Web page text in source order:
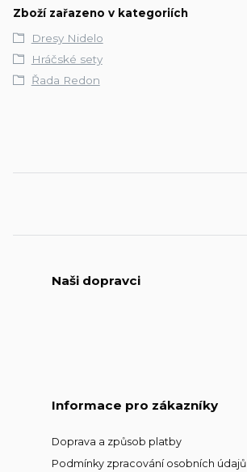
Zboží zařazeno v kategoriích
Dresy Nidelo
Hráčské sety
Řada Redon
Naši dopravci
Informace pro zákazníky
Doprava a způsob platby
Podmínky zpracování osobních údajů